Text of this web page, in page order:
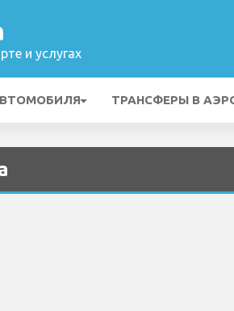
и услугах
ТРАНСФЕРЫ В